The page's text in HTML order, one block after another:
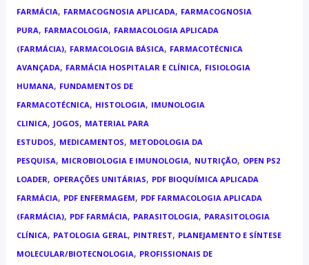
FARMÁCIA, FARMACOGNOSIA APLICADA, FARMACOGNOSIA
PURA, FARMACOLOGIA, FARMACOLOGIA APLICADA
(FARMÁCIA), FARMACOLOGIA BÁSICA, FARMACOTÉCNICA
AVANÇADA, FARMÁCIA HOSPITALAR E CLÍNICA, FISIOLOGIA
HUMANA, FUNDAMENTOS DE
FARMACOTÉCNICA, HISTOLOGIA, IMUNOLOGIA
CLINICA, JOGOS, MATERIAL PARA
ESTUDOS, MEDICAMENTOS, METODOLOGIA DA
PESQUISA, MICROBIOLOGIA E IMUNOLOGIA, NUTRIÇÃO, OPEN PS2
LOADER, OPERAÇÕES UNITÁRIAS, PDF BIOQUÍMICA APLICADA
FARMÁCIA, PDF ENFERMAGEM, PDF FARMACOLOGIA APLICADA
(FARMÁCIA), PDF FARMÁCIA, PARASITOLOGIA, PARASITOLOGIA
CLÍNICA, PATOLOGIA GERAL, PINTREST, PLANEJAMENTO E SÍNTESE
MOLECULAR/BIOTECNOLOGIA, PROFISSIONAIS DE